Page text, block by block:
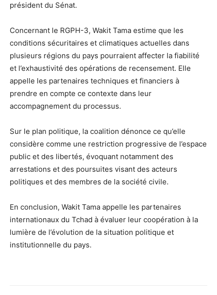
président du Sénat.
Concernant le RGPH-3, Wakit Tama estime que les
conditions sécuritaires et climatiques actuelles dans
plusieurs régions du pays pourraient affecter la fiabilité
et l’exhaustivité des opérations de recensement. Elle
appelle les partenaires techniques et financiers à
prendre en compte ce contexte dans leur
accompagnement du processus.
Sur le plan politique, la coalition dénonce ce qu’elle
considère comme une restriction progressive de l’espace
public et des libertés, évoquant notamment des
arrestations et des poursuites visant des acteurs
politiques et des membres de la société civile.
En conclusion, Wakit Tama appelle les partenaires
internationaux du Tchad à évaluer leur coopération à la
lumière de l’évolution de la situation politique et
institutionnelle du pays.